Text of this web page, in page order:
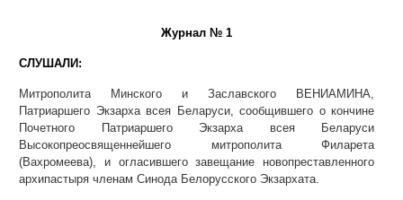
Журнал № 1
СЛУШАЛИ:
Митрополита Минского и Заславского ВЕНИАМИНА,
Патриаршего Экзарха всея Беларуси, сообщившего о кончине
Почетного Патриаршего Экзарха всея Беларуси
Высокопреосвященнейшего митрополита Филарета
(Вахромеева), и огласившего завещание новопреставленного
архипастыря членам Синода Белорусского Экзархата.